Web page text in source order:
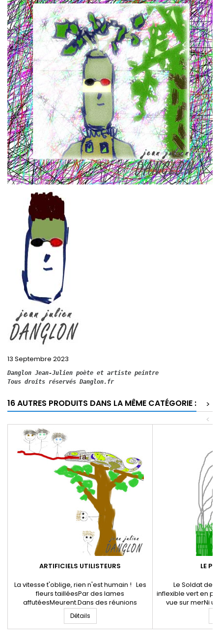
13 Septembre 2023
Danglon Jean-Julien poète et artiste peintre
Tous droits réservés Danglon.fr
16 AUTRES PRODUITS DANS LA MÊME CATÉGORIE :
>
<
ARTIFICIELS UTILISTEURS
La vitesse t'oblige, rien n'est humain ! Les
fleurs tailléesPar des lames
affutéesMeurent.Dans des réunions
secrètes,La meute des loups de Tasmanie
agit.Dans l'ombre les maîtres de demain
sont là. Les parasols brûlés par les ondes
Détails
LE
Le Soldat de
inflexible vert en
vue sur merNi
bonbonsNi une